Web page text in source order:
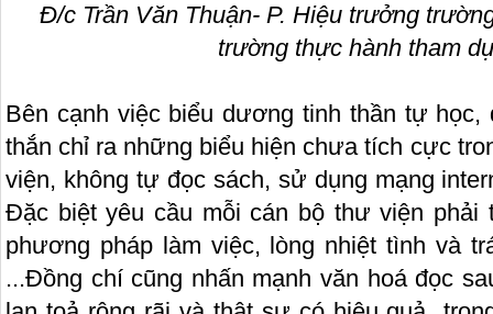
Đ/c Trần Văn Thuận- P. Hiệu trưởng
trường thực hành tham
Bên cạnh việc biểu dương tinh thần tự học,
thắn chỉ ra những biểu hiện chưa tích cực
viện, không tự đọc sách, sử dụng mạng
Đặc biệt yêu cầu mỗi cán bộ thư viện phải
phương pháp làm việc, lòng nhiệt tình và
...Đồng chí cũng nhấn mạnh văn hoá đọc